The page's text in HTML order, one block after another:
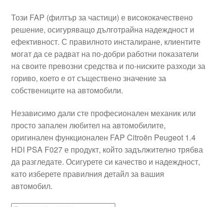
Политика за поверителност
Правила и условия
Процедура за рекламации
Транспорт
Този FAP (филтър за частици) е висококачествено
решение, осигуряващо дълготрайна надеждност и
ефективност. С правилното инсталиране, клиентите
могат да се радват на по-добри работни показатели
на своите превозни средства и по-ниските разходи за
гориво, което е от съществено значение за
собствениците на автомобили.
Независимо дали сте професионален механик или
просто запален любител на автомобилите,
оригинален функционален FAP Citroën Peugeot 1.4
HDI PSA F027 е продукт, който задължително трябва
да разгледате. Осигурете си качество и надеждност,
като изберете правилния детайл за вашия
автомобил.